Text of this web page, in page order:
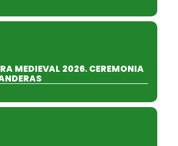
MEDIEVAL 2026. CEREMONIA